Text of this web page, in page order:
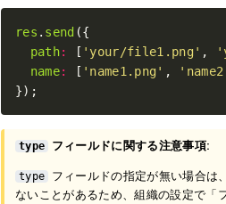
res . send
path: [ 'your/file1.png' ,
name: [ 'name1.png' ,
});
type フィールドに関する注意事項:
type
フィールドの指定が無い場合は
ないことがあるため、組織の設定で「